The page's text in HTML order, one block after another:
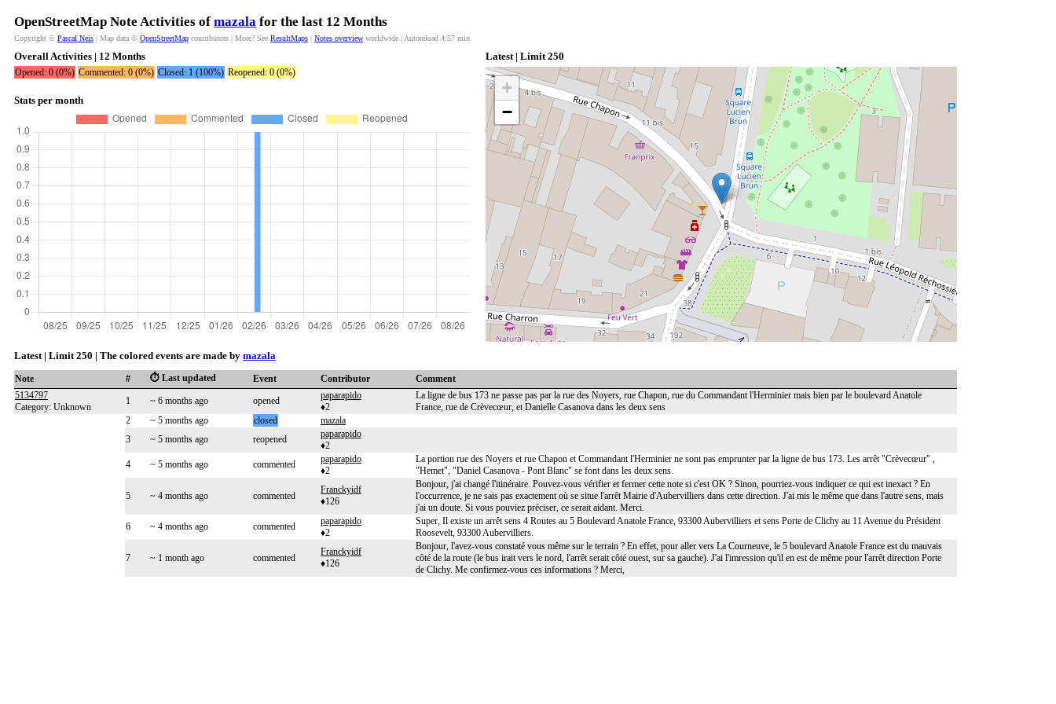
OpenStreetMap Note Activities of mazala for the last 12 Months
Copyright © Pascal Neis | Map data © OpenStreetMap contributors | More? See ResultMaps | Notes overview worldwide | Autoreload 4:57 min
Overall Activities | 12 Months
Opened: 0 (0%) Commented: 0 (0%) Closed: 1 (100%) Reopened: 0 (0%)
Stats per month
Latest | Limit 250
+
−
Latest | Limit 250 | The colored events are made by mazala
Note # ⏱️ Last updated Event Contributor
Comment
5134797
Category: Unknown
1 ~ 6 months ago opened
paparapido
♦2
La ligne de bus 173 ne passe pas par la rue des Noyers, rue Chapon, rue du Commandant l'Herminier mais bien par le boulevard Anatole
France, rue de Crèvecœur, et Danielle Casanova dans les deux sens
2
~ 5 months ago closed
mazala
3
~ 5 months ago reopened
paparapido
♦2
4
~ 5 months ago commented
paparapido
♦2
La portion rue des Noyers et rue Chapon et Commandant l'Herminier ne sont pas emprunter par la ligne de bus 173. Les arrêt "Crèvecœur" ,
"Hemet", "Daniel Casanova - Pont Blanc" se font dans les deux sens.
5 ~ 4 months ago commented
Franckyidf
♦126
Bonjour, j'ai changé l'itinéraire. Pouvez-vous vérifier et fermer cette note si c'est OK ? Sinon, pourriez-vous indiquer ce qui est inexact ? En
l'occurrence, je ne sais pas exactement où se situe l'arrêt Mairie d'Aubervilliers dans cette direction. J'ai mis le même que dans l'autre sens, mais
j'ai un doute. Si vous pouviez préciser, ce serait aidant. Merci.
6
~ 4 months ago commented
paparapido
♦2
Super, Il existe un arrêt sens 4 Routes au 5 Boulevard Anatole France, 93300 Aubervilliers et sens Porte de Clichy au 11 Avenue du Président
Roosevelt, 93300 Aubervilliers.
7 ~ 1 month ago commented
Franckyidf
♦126
Bonjour, l'avez-vous constaté vous même sur le terrain ? En effet, pour aller vers La Courneuve, le 5 boulevard Anatole France est du mauvais
côté de la route (le bus irait vers le nord, l'arrêt serait côté ouest, sur sa gauche). J'ai l'imression qu'il en est de même pour l'arrêt direction Porte
de Clichy. Me confirmez-vous ces informations ? Merci,